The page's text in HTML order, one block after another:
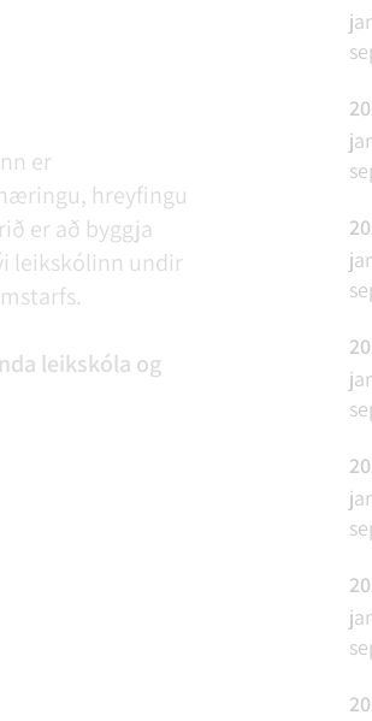
er
hreyfingu
er að byggja
leikskólinn undir
leikskóla og